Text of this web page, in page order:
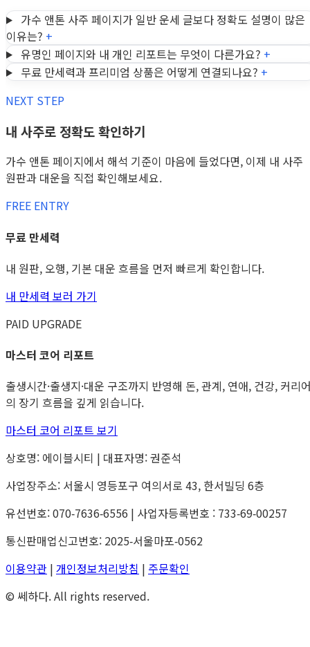
가수 앤톤 사주 페이지가 일반 운세 글보다 정확도 설명이 많은
이유는? +
유명인 페이지와 내 개인 리포트는 무엇이 다른가요? +
무료 만세력과 프리미엄 상품은 어떻게 연결되나요? +
NEXT STEP
내 사주로 정확도 확인하기
가수 앤톤 페이지에서 해석 기준이 마음에 들었다면, 이제 내 사주
원판과 대운을 직접 확인해보세요.
FREE ENTRY
무료 만세력
내 원판, 오행, 기본 대운 흐름을 먼저 빠르게 확인합니다.
내 만세력 보러 가기
PAID UPGRADE
마스터 코어 리포트
출생시간·출생지·대운 구조까지 반영해 돈, 관계, 연애, 건강, 커리
의 장기 흐름을 깊게 읽습니다.
마스터 코어 리포트 보기
상호명: 에이블시티 | 대표자명: 권준석
사업장주소: 서울시 영등포구 여의서로 43, 한서빌딩 6층
유선번호: 070‑7636‑6556 | 사업자등록번호 : 733‑69‑00257
통신판매업신고번호: 2025‑서울마포‑0562
이용약관 | 개인정보처리방침 | 주문확인
© 쎄하다. All rights reserved.